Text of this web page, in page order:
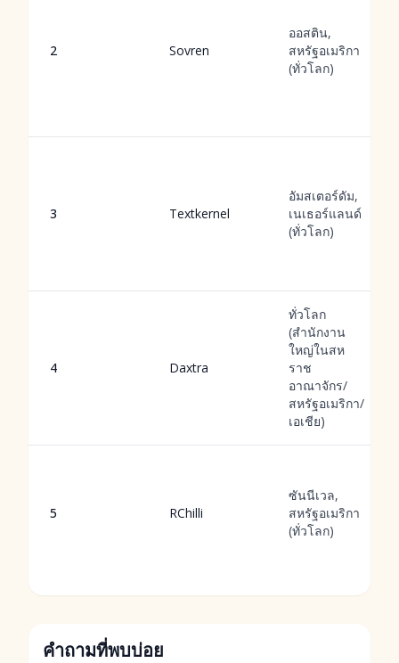
2 Sovren
ออสติน,
สหรัฐอเมริกา
(ทั่วโลก)
3 Textkernel
อัมสเตอร์ดัม,
เนเธอร์แลนด์
(ทั่วโลก)
4 Daxtra
ทั่วโลก
(สำนักงาน
ใหญ่ในสห
ราช
อาณาจักร/
สหรัฐอเมริกา/
เอเชีย)
5 RChilli
ซันนีเวล,
สหรัฐอเมริกา
(ทั่วโลก)
คำถามที่พบบ่อย